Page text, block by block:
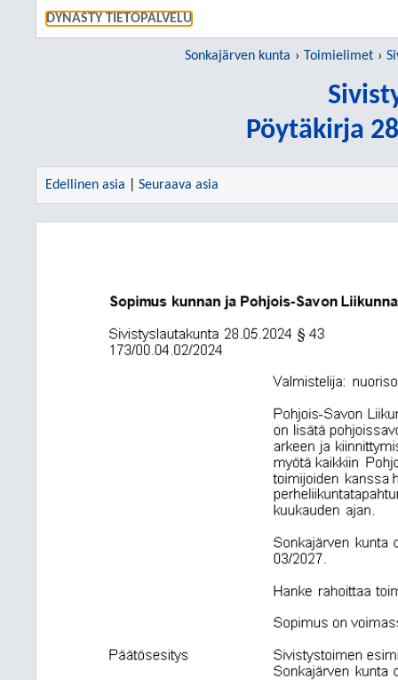
DYNASTY TIETOPALVELU
Sonkajärven kunta Toimielimet
Pöytäkirja
Edellinen asia Seuraava asia